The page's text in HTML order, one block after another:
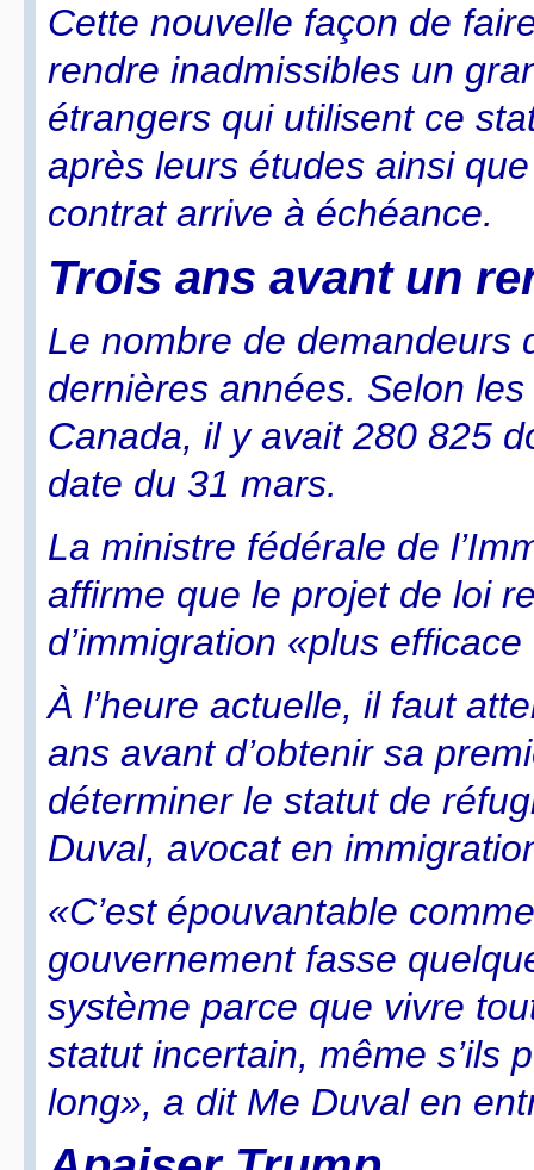
Cette nouvelle façon de
rendre inadmissibles un
étrangers qui utilisent ce
après leurs études ainsi
contrat arrive à échéance.
Trois ans avant un
Le nombre de demandeurs
dernières années. Selon
Canada, il y avait 280 825
date du 31 mars.
La ministre fédérale de
affirme que le projet de loi
d’immigration «plus
À l’heure actuelle, il faut
ans avant d’obtenir sa
déterminer le statut de
Duval, avocat en
«C’est épouvantable
gouvernement fasse
système parce que vivre
statut incertain, même s’ils
long», a dit Me Duval en